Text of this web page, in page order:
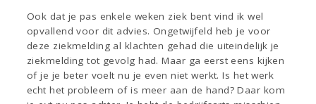
Ook dat je pas enkele weken ziek bent vind ik wel
opvallend voor dit advies. Ongetwijfeld heb je voor
deze ziekmelding al klachten gehad die uiteindelijk je
ziekmelding tot gevolg had. Maar ga eerst eens kijken
of je je beter voelt nu je even niet werkt. Is het werk
echt het probleem of is meer aan de hand? Daar kom